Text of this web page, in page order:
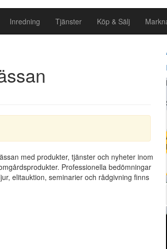
Inredning Tjänster Köp & Sälj
med produkter, tjänster och nyheter inom
Professionella bedömningar
elitauktion, seminarier och rådgivning finns